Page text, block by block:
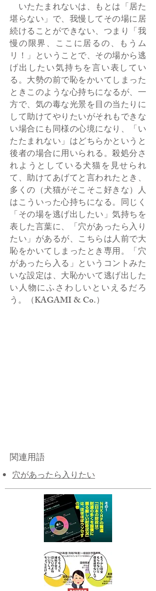
いたたまれないは、もとは「居た
堪らない」で、我慢してその場に居
続けることができない、つまり「我
慢の限界、ここに居るの、もうム
リ！」ということで、その場から逃
げ出したい気持ちを言い表してい
る。大勢の前で恥をかいてしまった
ときこのような心持ちになるが、一
方で、気の毒な光景を目の当たりに
して助けてやりたいがそれもできな
い場合にも同様の心境になり、「い
たたまれない」はどちらかというと
後者の場合に用いられる。殺処分さ
れようとしている犬猫を見せられ
て、助けてあげてと言われたとき、
多くの（犬猫がそこそこ好きな）人
はこういった心持ちになる。同じく
「その場を逃げ出したい」気持ちを
表した言葉に、「穴があったら入り
たい」があるが、こちらは人前で大
恥をかいてしまったとき専用。「穴
があったら入る」というコントみた
いな設定は、大恥かいて逃げ出した
い人物にふさわしいといえるだろ
う。（KAGAMI & Co.）
関連用語
穴があったら入りたい​